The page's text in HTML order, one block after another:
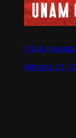
¿Qué nos
febrero 21,